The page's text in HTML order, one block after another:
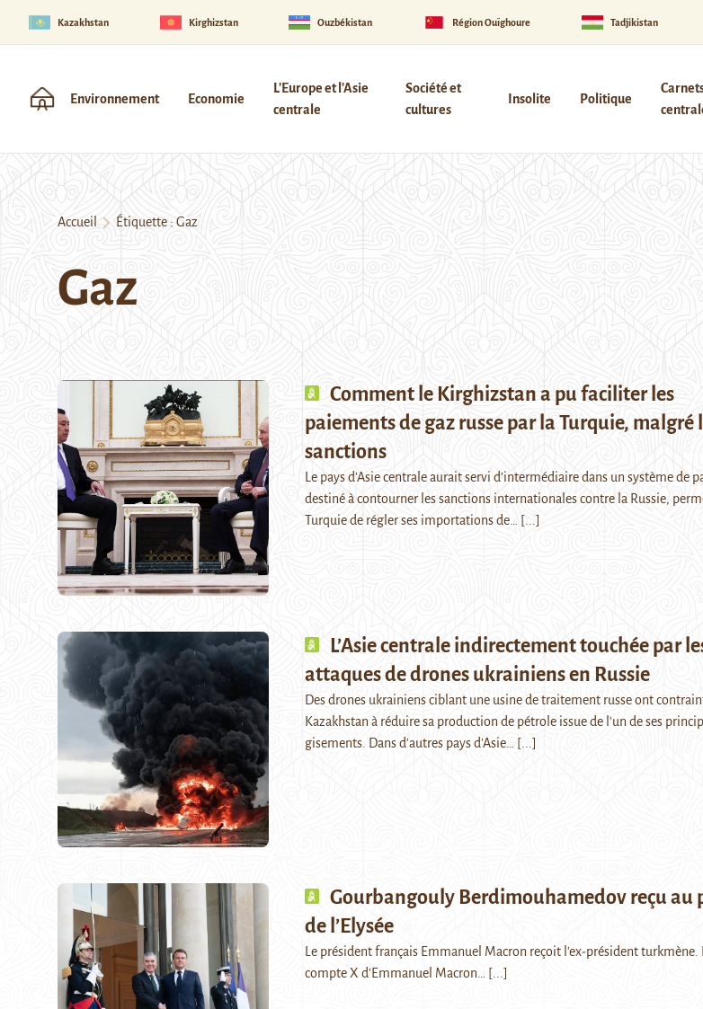
Kazakhstan Kirghizstan Ouzbékistan Région Ouïghoure Tadjikistan
Environnement Economie
L'Europe et l'Asie
centrale
Société et
cultures
Insolite Politique
Accueil Étiquette : Gaz
Gaz
Comment le Kirghizstan a pu faciliter les
paiements de gaz russe par la Turquie, malgré
sanctions
Le pays d’Asie centrale aurait servi d’intermédiaire dans un système de
destiné à contourner les sanctions internationales contre la Russie,
Turquie de régler ses importations de…
[...]
L’Asie centrale indirectement touchée par
attaques de drones ukrainiens en Russie
Des drones ukrainiens ciblant une usine de traitement russe ont
Kazakhstan à réduire sa production de pétrole issue de l'un de ses
gisements. Dans d'autres pays d'Asie…
[...]
Gourbangouly Berdimouhamedov reçu au
de l’Elysée
Le président français Emmanuel Macron reçoit l'ex-président turkmène.
compte X d'Emmanuel Macron…
[...]